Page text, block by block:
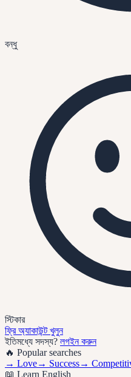
বন্ধু
স্টিকার
ফ্রি অ্যাকাউন্ট খুলুন
ইতিমধ্যে সদস্য? লগইন করুন
🔥 Popular searches
→ Love→ Success→
📖 Learn English